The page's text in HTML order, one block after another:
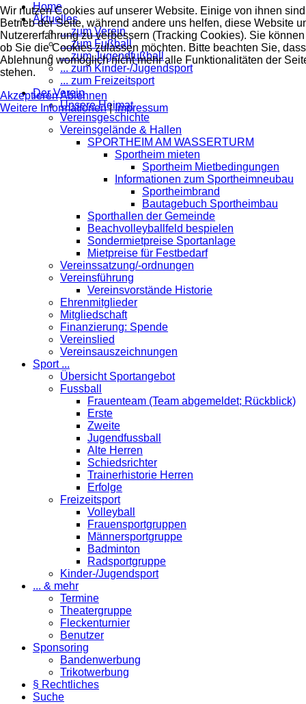
Home
Aktuelles
... zum Verein
... zum Fußball
... zum Jugendfußball
... zum Kinder-/Jugendsport
... zum Freizeitsport
Der Verein
Unsere Heimat
Vereinsgeschichte
Vereinsgelände & Hallen
SPORTHEIM AM WASSERTURM
Sportheim mieten
Sportheim Mietbedingungen
Informationen zum Sportheimneubau
Sportheimbrand
Bautagebuch Sportheimbau
Sporthallen der Gemeinde
Beachvolleyballfeld bespielen
Sondermietpreise Sportanlage
Mietpreise für Festbedarf
Vereinssatzung/-ordnungen
Vereinsführung
Vereinsvorstände Historie
Ehrenmitglieder
Mitgliedschaft
Finanzierung: Spende
Vereinslied
Vereinsauszeichnungen
Sport ...
Übersicht Sportangebot
Fussball
Frauenteam (Team abgemeldet; Rückblick)
Erste
Zweite
Jugendfussball
Alte Herren
Schiedsrichter
Trainerhistorie Herren
Erfolge
Freizeitsport
Volleyball
Frauensportgruppen
Männersportgruppe
Badminton
Radsportgruppe
Kinder-/Jugendsport
... & mehr
Termine
Theatergruppe
Fleckenturnier
Benutzer
Sponsoring
Bandenwerbung
Trikotwerbung
§ Rechtliches
Suche
Wir nutzen Cookies auf unserer Website. Einige von ihnen
Betrieb der Seite, während andere uns helfen, diese Website
Nutzererfahrung zu verbessern (Tracking Cookies). Sie
ob Sie die Cookies zulassen möchten. Bitte beachten Sie,
Ablehnung womöglich nicht mehr alle Funktionalitäten der
stehen.
AkzeptierenAblehnen
Weitere Informationen|Impressum